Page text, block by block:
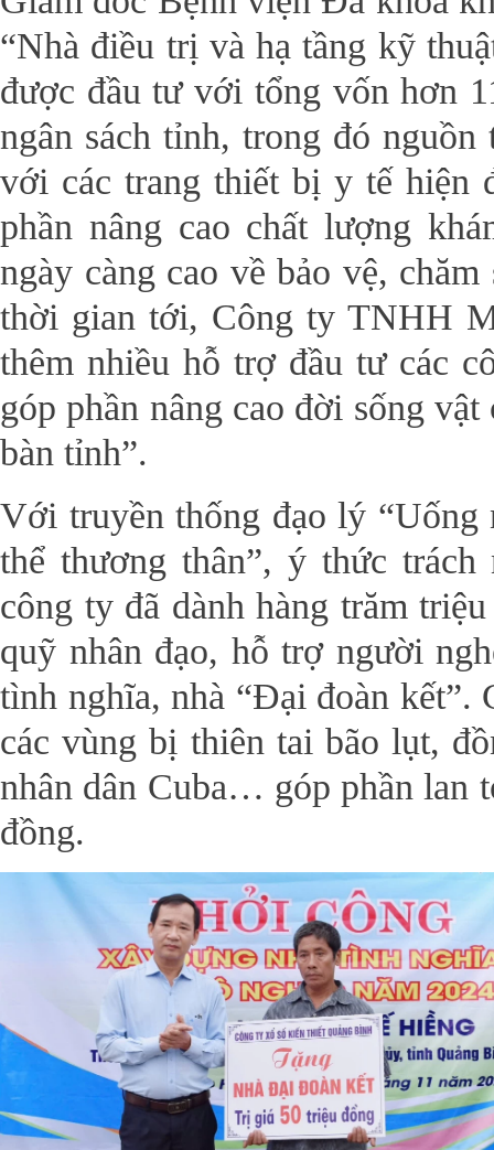
“Nhà điều trị và hạ tầng kỹ
được đầu tư với tổng vốn hơn
ngân sách tỉnh, trong đó
với các trang thiết bị y tế hiện
phần nâng cao chất lượng
ngày càng cao về bảo vệ,
thời gian tới, Công ty TNHH
thêm nhiều hỗ trợ đầu tư các
góp phần nâng cao đời sống
bàn tỉnh”.
Với truyền thống đạo lý “Uống
thể thương thân”, ý thức
công ty đã dành hàng trăm
quỹ nhân đạo, hỗ trợ người
tình nghĩa, nhà “Đại đoàn kết”.
các vùng bị thiên tai bão lụt,
nhân dân Cuba… góp phần lan
đồng.